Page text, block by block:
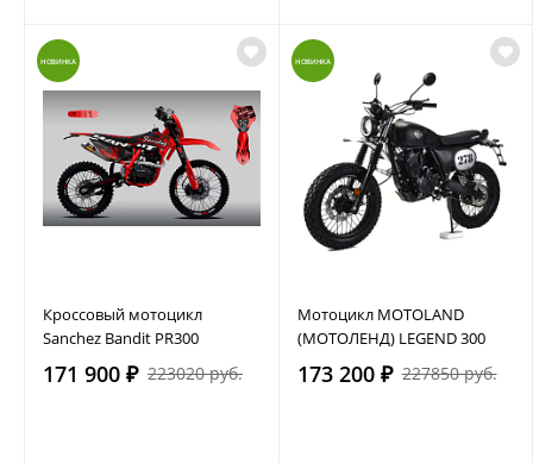
НОВИНКА
Кроссовый мотоцикл
Sanchez Bandit PR300
171 900 ₽ 223020 руб.
НОВИНКА
Мотоцикл MOTOLAND
(МОТОЛЕНД) LEGEND 300
173 200 ₽ 227850 руб.